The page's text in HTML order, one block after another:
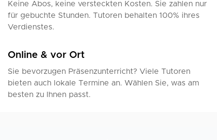
Keine Abos, keine versteckten Kosten. Sie zahlen nur
für gebuchte Stunden. Tutoren behalten 100% ihres
Verdienstes.
Online & vor Ort
Sie bevorzugen Präsenzunterricht? Viele Tutoren
bieten auch lokale Termine an. Wählen Sie, was am
besten zu Ihnen passt.